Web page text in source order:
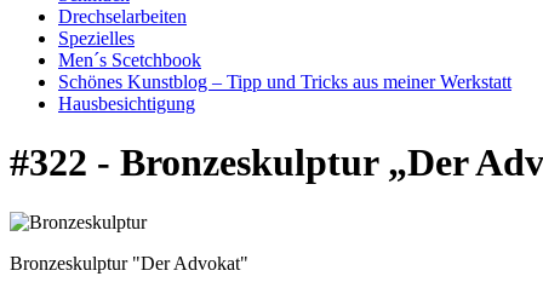
Drechselarbeiten
Spezielles
Men´s Scetchbook
Schönes Kunstblog – Tipp und Tricks aus meiner Werkstatt
Hausbesichtigung
#322 - Bronzeskulptur „Der
Bronzeskulptur "Der Advokat"